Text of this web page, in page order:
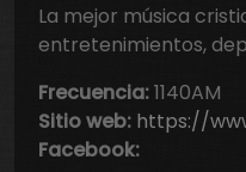
La mejor música
entretenimientos,
Frecuencia:1140AM
Sitio web: https://
Facebook: